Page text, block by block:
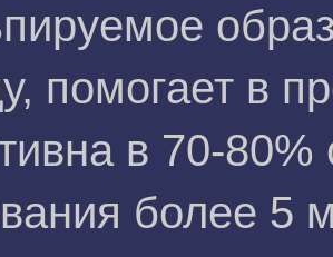
помогает в
в 70-80%
более 5